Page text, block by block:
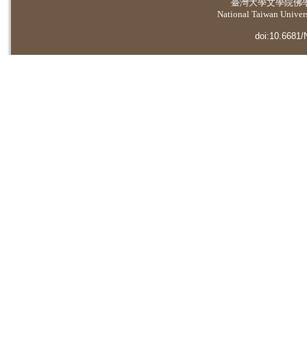
臺灣大學文學院佛
National Taiwan
doi:10.6681/